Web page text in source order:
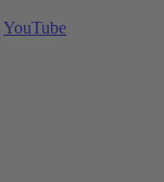
YouTube